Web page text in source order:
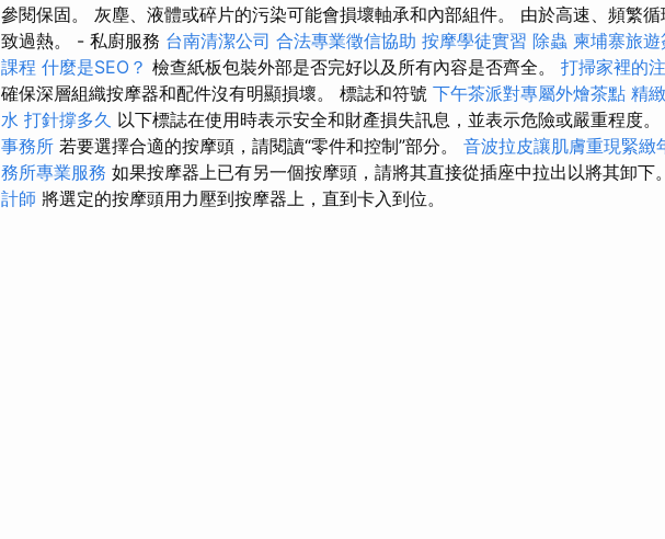
參閱保固。 灰塵、液體或碎片的污染可能會損壞軸承和內部組件。 由於高速、頻繁
致過熱。 - 私廚服務 台南清潔公司 合法專業徵信協助 按摩學徒實習 除蟲 柬埔寨旅
課程 什麼是SEO？ 檢查紙板包裝外部是否完好以及所有內容是否齊全。 打掃家裡的
確保深層組織按摩器和配件沒有明顯損壞。 標誌和符號 下午茶派對專屬外燴茶點 精
水 打針撐多久 以下標誌在使用時表示安全和財產損失訊息，並表示危險或嚴重程度。
事務所 若要選擇合適的按摩頭，請閱讀“零件和控制”部分。 音波拉皮讓肌膚重現緊緻
務所專業服務 如果按摩器上已有另一個按摩頭，請將其直接從插座中拉出以將其卸下
計師 將選定的按摩頭用力壓到按摩器上，直到卡入到位。